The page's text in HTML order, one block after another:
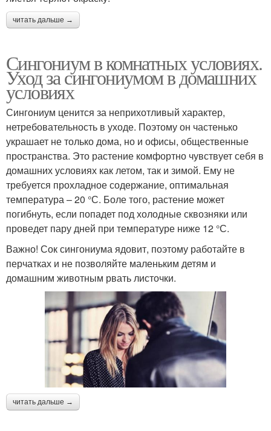
читать дальше →
Сингониум в комнатных условиях.
Уход за сингониумом в домашних
условиях
Сингониум ценится за неприхотливый характер,
нетребовательность в уходе. Поэтому он частенько
украшает не только дома, но и офисы, общественные
пространства. Это растение комфортно чувствует себя в
домашних условиях как летом, так и зимой. Ему не
требуется прохладное содержание, оптимальная
температура – 20 °С. Боле того, растение может
погибнуть, если попадет под холодные сквозняки или
проведет пару дней при температуре ниже 12 °С.
Важно! Сок сингониума ядовит, поэтому работайте в
перчатках и не позволяйте маленьким детям и
домашним животным рвать листочки.
читать дальше →